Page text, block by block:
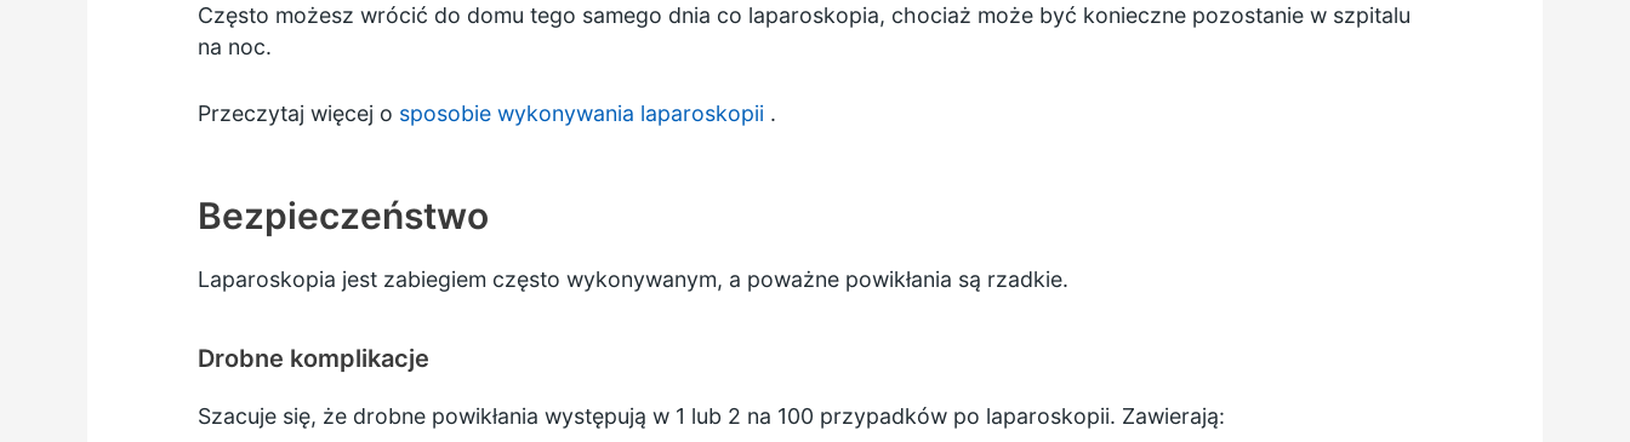
Często możesz wrócić do domu tego samego dnia co laparoskopia, chociaż może być konieczne pozostanie w szpitalu
na noc.
Przeczytaj więcej o sposobie wykonywania laparoskopii .
Bezpieczeństwo
Laparoskopia jest zabiegiem często wykonywanym, a poważne powikłania są rzadkie.
Drobne komplikacje
Szacuje się, że drobne powikłania występują w 1 lub 2 na 100 przypadków po laparoskopii. Zawierają: